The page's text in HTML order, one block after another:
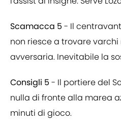
Scamacca 5 - Il
non riesce a trovare
avversaria. Inevitabile la
Consigli 5 - Il portiere del
nulla di fronte alla marea
minuti di gioco.